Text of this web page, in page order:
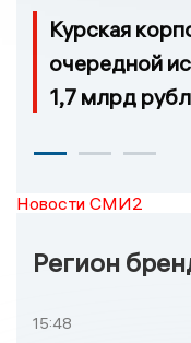
Курская
очередной
1,7 млрд
Новости СМИ2
Регион
15:48